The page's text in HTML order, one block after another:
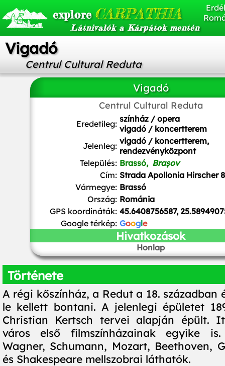
explore CARPATHIA
Látnivalók a Kárpátok mentén
Vigadó
Centrul Cultural Reduta
Vigadó
Centrul Cultural Reduta
Whitepixels, CC0, via Wikimedia Commons
Eredetileg: színház / opera
vigadó / koncertterem
Jelenleg: vigadó / koncertterem,
rendezvényközpont
Település: Brassó, Brașov
Cím: Strada Apollonia Hirscher 8
Vármegye: Brassó
Ország: Románia
GPS koordináták: 45.6408756587,
Google térkép: Google
Hivatkozások
Honlap
Története
A régi kőszínház, a Redut a 18. században
le kellett bontani. A jelenlegi épületet
Christian Kertsch tervei alapján épült.
város első filmszínházainak egyike is.
Wagner, Schumann, Mozart, Beethoven,
és Shakespeare mellszobrai láthatók.